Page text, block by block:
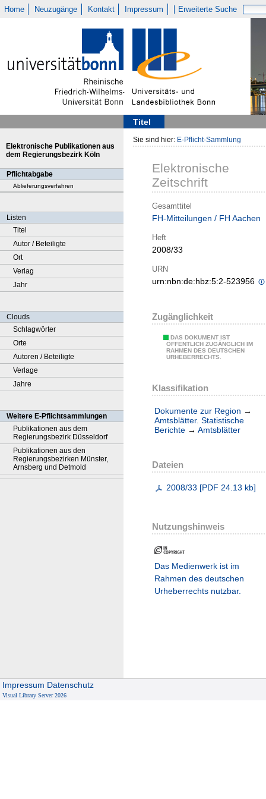
Home Neuzugänge Kontakt Impressum Erweiterte Suche
Titel
Elektronische Publikationen aus
dem Regierungsbezirk Köln
Pflichtabgabe
Ablieferungsverfahren
Listen
Titel
Autor / Beteiligte
Ort
Verlag
Jahr
Clouds
Schlagwörter
Orte
Autoren / Beteiligte
Verlage
Jahre
Weitere E-Pflichtsammlungen
Publikationen aus dem
Regierungsbezirk Düsseldorf
Publikationen aus den
Regierungsbezirken Münster,
Arnsberg und Detmold
Sie sind hier: E-Pflicht-Sammlung
Elektronische
Zeitschrift
Gesamttitel
FH-Mitteilungen / FH Aachen
Heft
2008/33
URN
urn:nbn:de:hbz:5:2-523956
Zugänglichkeit
DAS DOKUMENT IST
ÖFFENTLICH ZUGÄNGLICH IM
RAHMEN DES DEUTSCHEN
URHEBERRECHTS.
Klassifikation
Dokumente zur Region →
Amtsblätter. Statistische
Berichte → Amtsblätter
Dateien
2008/33 [PDF 24.13 kb]
Nutzungshinweis
Das Medienwerk ist im
Rahmen des deutschen
Urheberrechts nutzbar.
Impressum Datenschutz
Visual Library Server 2026